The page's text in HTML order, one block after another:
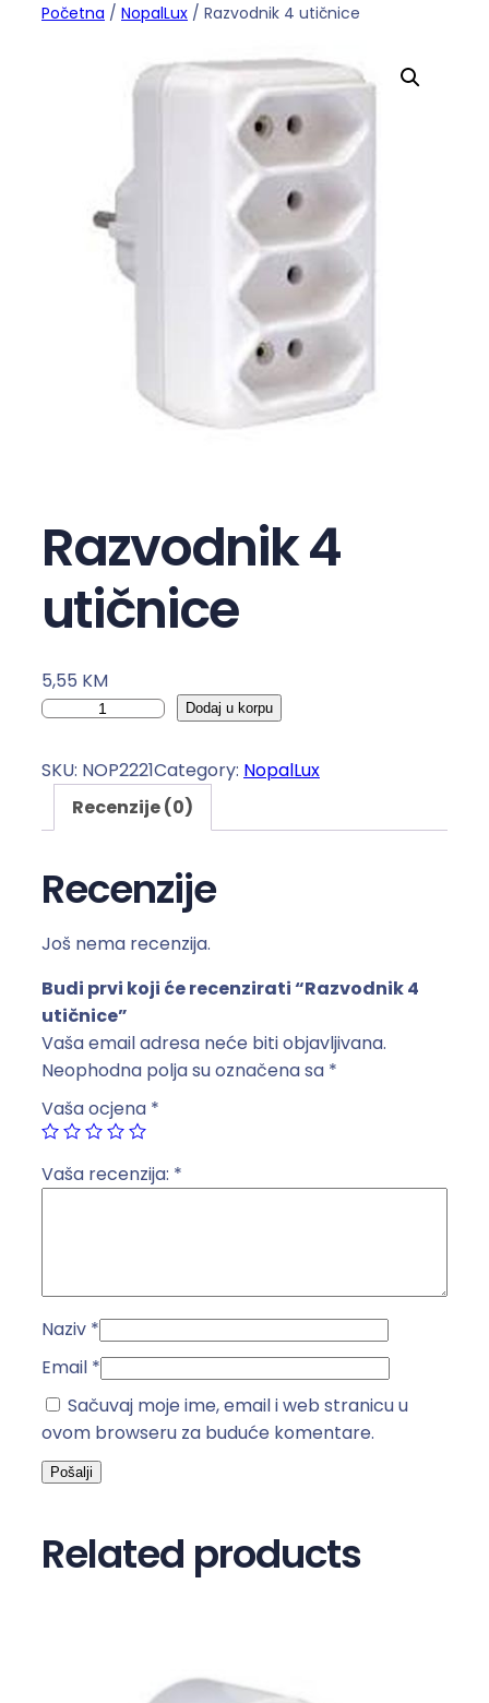
Početna / NopalLux / Razvodnik 4 utičnice
Razvodnik 4
utičnice
5,55 KM
R
z
n
4
u
t
i
č
c
e
i
n
Dodaj u korpu
SKU: NOP2221Category: NopalLux
Recenzije (0)
Recenzije
Još nema recenzija.
Budi prvi koji će recenzirati “Razvodnik 4
utičnice”
Vaša email adresa neće biti objavljivana.
Neophodna polja su označena sa *
Vaša ocjena *
Vaša recenzija: *
Naziv *
Email *
Sačuvaj moje ime, email i web stranicu u
ovom browseru za buduće komentare.
Related products